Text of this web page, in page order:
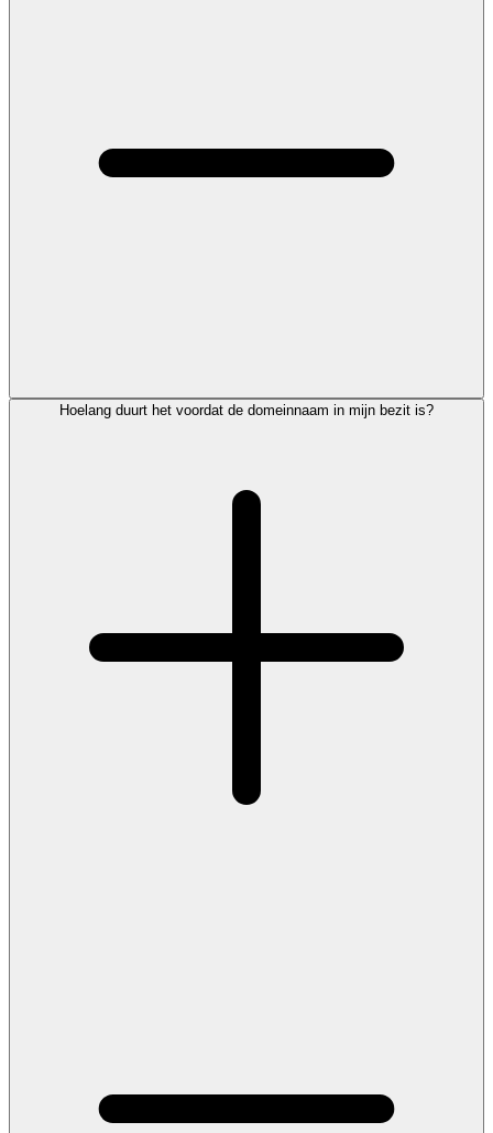
Hoelang duurt het voordat de domeinnaam in mijn bezit is?